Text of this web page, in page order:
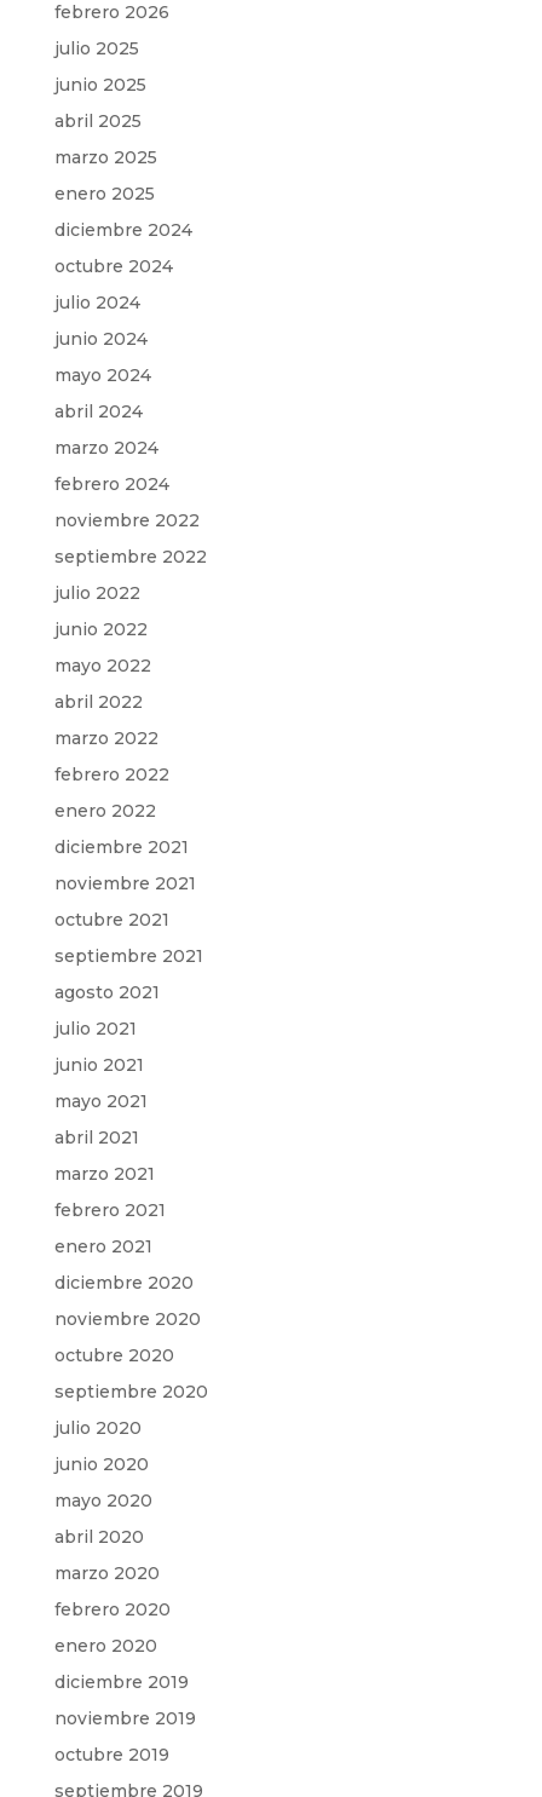
febrero 2026
julio 2025
junio 2025
abril 2025
marzo 2025
enero 2025
diciembre 2024
octubre 2024
julio 2024
junio 2024
mayo 2024
abril 2024
marzo 2024
febrero 2024
noviembre 2022
septiembre 2022
julio 2022
junio 2022
mayo 2022
abril 2022
marzo 2022
febrero 2022
enero 2022
diciembre 2021
noviembre 2021
octubre 2021
septiembre 2021
agosto 2021
julio 2021
junio 2021
mayo 2021
abril 2021
marzo 2021
febrero 2021
enero 2021
diciembre 2020
noviembre 2020
octubre 2020
septiembre 2020
julio 2020
junio 2020
mayo 2020
abril 2020
marzo 2020
febrero 2020
enero 2020
diciembre 2019
noviembre 2019
octubre 2019
septiembre 2019